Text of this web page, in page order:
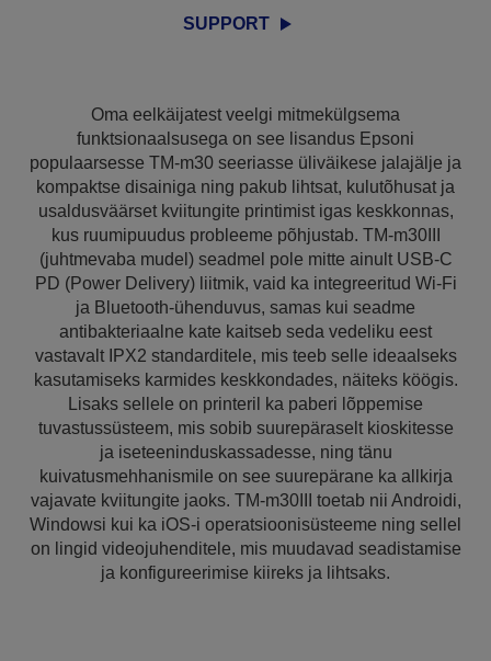
SUPPORT
Oma eelkäijatest veelgi mitmekülgsema
funktsionaalsusega on see lisandus Epsoni
populaarsesse TM-m30 seeriasse üliväikese jalajälje ja
kompaktse disainiga ning pakub lihtsat, kulutõhusat ja
usaldusväärset kviitungite printimist igas keskkonnas,
kus ruumipuudus probleeme põhjustab. TM-m30III
(juhtmevaba mudel) seadmel pole mitte ainult USB-C
PD (Power Delivery) liitmik, vaid ka integreeritud Wi-Fi
ja Bluetooth-ühenduvus, samas kui seadme
antibakteriaalne kate kaitseb seda vedeliku eest
vastavalt IPX2 standarditele, mis teeb selle ideaalseks
kasutamiseks karmides keskkondades, näiteks köögis.
Lisaks sellele on printeril ka paberi lõppemise
tuvastussüsteem, mis sobib suurepäraselt kioskitesse
ja iseteeninduskassadesse, ning tänu
kuivatusmehhanismile on see suurepärane ka allkirja
vajavate kviitungite jaoks. TM-m30III toetab nii Androidi,
Windowsi kui ka iOS-i operatsioonisüsteeme ning sellel
on lingid videojuhenditele, mis muudavad seadistamise
ja konfigureerimise kiireks ja lihtsaks.